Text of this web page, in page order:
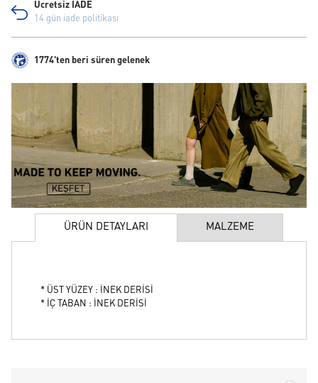
Ücretsiz İADE
14 gün iade politikası
1774'ten beri süren gelenek
ÜRÜN DETAYLARI MALZEME
* ÜST YÜZEY : İNEK DERİSİ
* İÇ TABAN : İNEK DERİSİ